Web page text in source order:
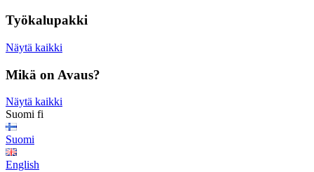
Työkalupakki
Näytä kaikki
Mikä on Avaus?
Näytä kaikki
Suomi fi
Suomi
English